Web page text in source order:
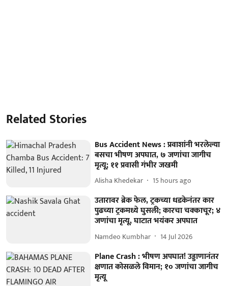
Related Stories
Bus Accident News : प्रवाशांनी भरलेल्या
बसचा भीषण अपघात, ७ जणांचा जागीच
मृत्यू; ११ प्रवासी गंभीर जखमी
Alisha Khedekar 15 hours ago
उतारावर ब्रेक फेल, ट्रकच्या धडकेनंतर कार
पुढच्या ट्रकमध्ये घुसली; कारचा चक्काचूर; ४
जणांचा मृत्यू, घाटात भयंकर अपघात
Namdeo Kumbhar 14 Jul 2026
Plane Crash : भीषण अपघात! उड्डाणानंतर
क्षणात कोसळले विमान; १० जणांचा जागीच
मृत्यू